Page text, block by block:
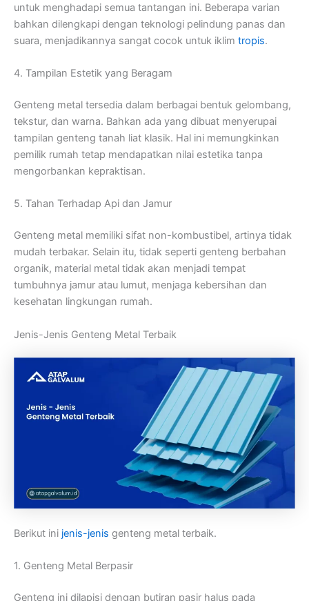
untuk menghadapi semua tantangan ini. Beberapa varian
bahkan dilengkapi dengan teknologi pelindung panas dan
suara, menjadikannya sangat cocok untuk iklim tropis.
4. Tampilan Estetik yang Beragam
Genteng metal tersedia dalam berbagai bentuk gelombang,
tekstur, dan warna. Bahkan ada yang dibuat menyerupai
tampilan genteng tanah liat klasik. Hal ini memungkinkan
pemilik rumah tetap mendapatkan nilai estetika tanpa
mengorbankan kepraktisan.
5. Tahan Terhadap Api dan Jamur
Genteng metal memiliki sifat non-kombustibel, artinya tidak
mudah terbakar. Selain itu, tidak seperti genteng berbahan
organik, material metal tidak akan menjadi tempat
tumbuhnya jamur atau lumut, menjaga kebersihan dan
kesehatan lingkungan rumah.
Jenis-Jenis Genteng Metal Terbaik
Berikut ini jenis-jenis genteng metal terbaik.
1. Genteng Metal Berpasir
Genteng ini dilapisi dengan butiran pasir halus pada